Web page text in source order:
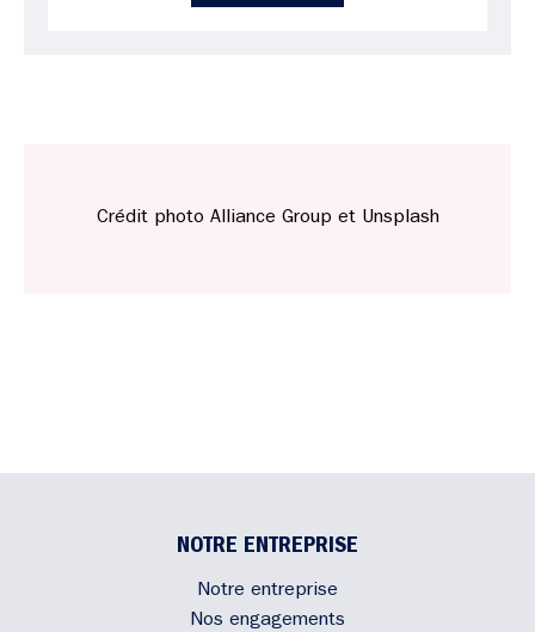
Crédit photo Alliance Group et Unsplash
NOTRE ENTREPRISE
Notre entreprise
Nos engagements